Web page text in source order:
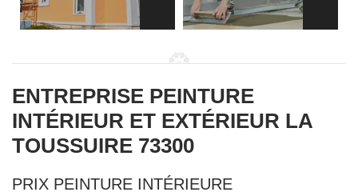
ENTREPRISE PEINTURE
INTÉRIEUR ET EXTÉRIEUR LA
TOUSSUIRE 73300
PRIX PEINTURE INTÉRIEURE